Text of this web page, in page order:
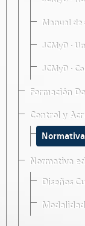
Manual de
JCMyD ·
JCMyD ·
Formación
Control y
Normativa
Diseños